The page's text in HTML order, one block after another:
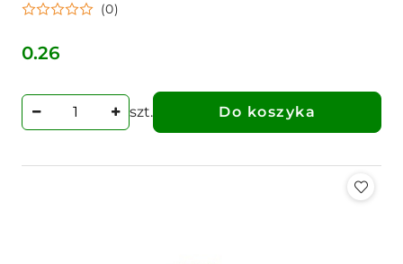
(0)
Cena:
0.26
szt. Do koszyka